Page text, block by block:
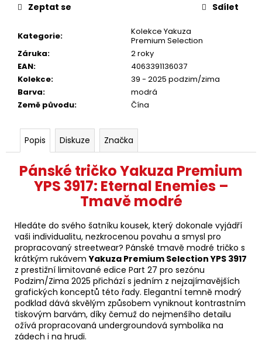
Kategorie:
Kolekce Yakuza
Premium Selection
Záruka:
2 roky
EAN:
4063391136037
Kolekce:
39 - 2025 podzim/zima
Barva:
modrá
Země původu: Čína
Zeptat se Sdílet
Popis Diskuze Značka
Pánské tričko Yakuza Premium
YPS 3917: Eternal Enemies –
Tmavě modré
Hledáte do svého šatníku kousek, který dokonale vyjádří
vaši individualitu, nezkrocenou povahu a smysl pro
propracovaný streetwear? Pánské tmavě modré tričko s
krátkým rukávemYakuza Premium Selection YPS 3917
z prestižní limitované edice Part 27 pro sezónu
Podzim/Zima 2025 přichází s jedním z nejzajímavějších
grafických konceptů této řady. Elegantní temně modrý
podklad dává skvělým způsobem vyniknout kontrastním
tiskovým barvám, díky čemuž do nejmenšího detailu
ožívá propracovaná undergroundová symbolika na
zádech i na hrudi.